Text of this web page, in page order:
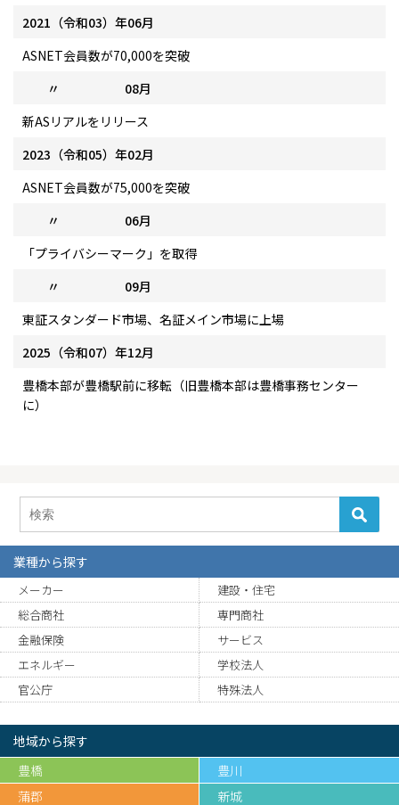
2021（令和03）年06月
ASNET会員数が70,000を突破
〃 08月
新ASリアルをリリース
2023（令和05）年02月
ASNET会員数が75,000を突破
〃 06月
「プライバシーマーク」を取得
〃 09月
東証スタンダード市場、名証メイン市場に上場
2025（令和07）年12月
豊橋本部が豊橋駅前に移転（旧豊橋本部は豊橋事務センター
に）
業種から探す
メーカー
建設・住宅
総合商社
専門商社
金融保険
サービス
エネルギー
学校法人
官公庁
特殊法人
地域から探す
豊橋
豊川
蒲郡
新城